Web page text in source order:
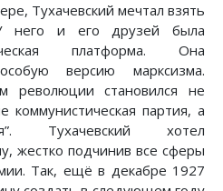
Тухачевский мечтал взять
него и его друзей была
платформа. Она
версию марксизма.
революции становился не
коммунистическая партия, а
Тухачевский хотел
жестко подчинив все сферы
Так, ещё в декабре 1927